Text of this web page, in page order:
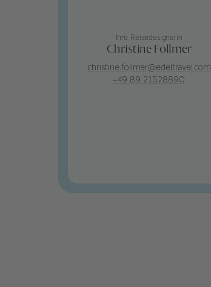
Ihre Reisedesignerin
Christine Follmer
christine.follmer@edeltravel.com
+49 89 21528890